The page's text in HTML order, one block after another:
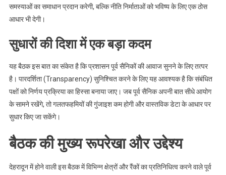
समस्याओं का समाधान प्रदान करेगी, बल्कि नीति निर्माताओं को भविष्य के लिए एक ठोस
आधार भी देगी।
सुधारों की दिशा में एक बड़ा कदम
यह बैठक इस बात का संकेत है कि प्रशासन पूर्व सैनिकों की आवाज सुनने के लिए तत्पर
है। पारदर्शिता (Transparency) सुनिश्चित करने के लिए यह आवश्यक है कि संबंधित
पक्षों को निर्णय प्रक्रिया का हिस्सा बनाया जाए। जब पूर्व सैनिक अपनी बात सीधे आयोग
के सामने रखेंगे, तो गलतफहमियों की गुंजाइश कम होगी और वास्तविक डेटा के आधार पर
सुधार किए जा सकेंगे।
बैठक की मुख्य रूपरेखा और उद्देश्य
देहरादून में होने वाली इस बैठक में विभिन्न क्षेत्रों और रैंकों का प्रतिनिधित्व करने वाले पूर्व